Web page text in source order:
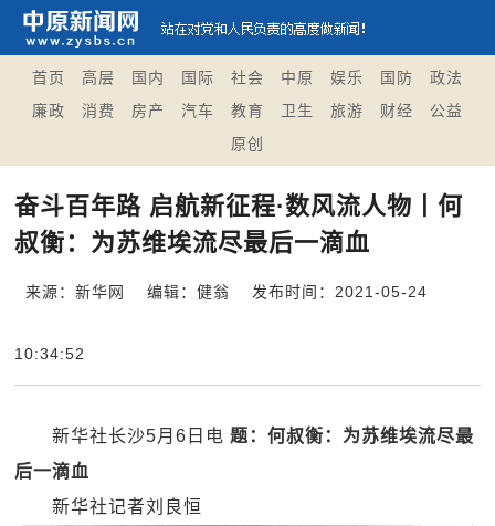
首页 高层 国内 国际 社会 中原 娱乐 国防
政法
廉政
消费 房产 汽车 教育 卫生 旅游 财经
公益
原创
奋斗百年路 启航新征程·数风流人物丨何
叔衡：为苏维埃流尽最后一滴血
来源：新华网 编辑：健翁 发布时间：2021-05-24
10:34:52
新华社长沙5月6日电题：何叔衡：为苏维埃流尽最
后一滴血
新华社记者刘良恒